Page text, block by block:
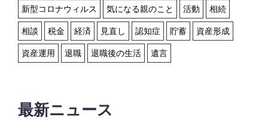
新型コロナウィルス 気になる親のこと 活動 相続
相談 税金 経済 見直し 認知症 貯蓄 資産形成
資産運用 退職 退職後の生活 遺言
最新ニュース